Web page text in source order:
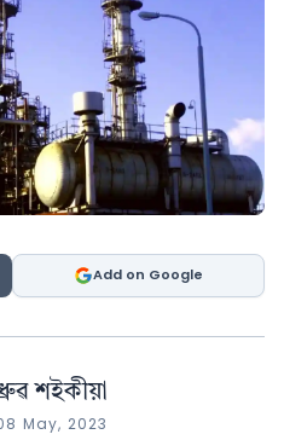
Add on Google
শইকীয়া
May, 2023